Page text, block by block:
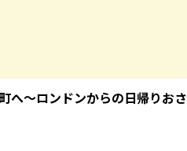
へ～ロンドンからの日帰りおさ